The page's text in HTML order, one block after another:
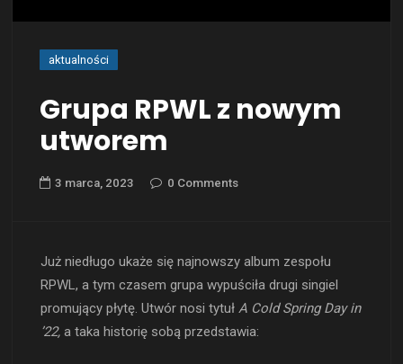
aktualności
Grupa RPWL z nowym
utworem
3 marca, 2023 0 Comments
Już niedługo ukaże się najnowszy album zespołu
RPWL, a tym czasem grupa wypuściła drugi singiel
promujący płytę. Utwór nosi tytułA Cold Spring Day in
’22,a taka historię sobą przedstawia: